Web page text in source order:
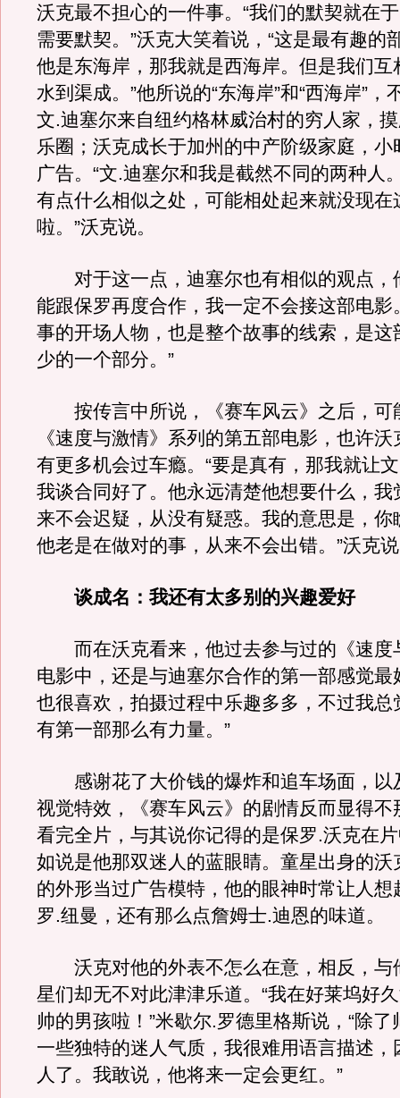
沃克最不担心的一件事。“我们的默契就在
需要默契。”沃克大笑着说，“这是最有趣的
他是东海岸，那我就是西海岸。但是我们互
水到渠成。”他所说的“东海岸”和“西海岸”，
文.迪塞尔来自纽约格林威治村的穷人家，
乐圈；沃克成长于加州的中产阶级家庭，小
广告。“文.迪塞尔和我是截然不同的两种人
有点什么相似之处，可能相处起来就没现在
啦。”沃克说。
对于这一点，迪塞尔也有相似的观点，
能跟保罗再度合作，我一定不会接这部电影
事的开场人物，也是整个故事的线索，是这
少的一个部分。”
按传言中所说，《赛车风云》之后，可
《速度与激情》系列的第五部电影，也许
有更多机会过车瘾。“要是真有，那我就让
我谈合同好了。他永远清楚他想要什么，我
来不会迟疑，从没有疑惑。我的意思是，你
他老是在做对的事，从来不会出错。”沃克
谈成名：我还有太多别的兴趣爱好
而在沃克看来，他过去参与过的《速度
电影中，还是与迪塞尔合作的第一部感觉最
也很喜欢，拍摄过程中乐趣多多，不过我总
有第一部那么有力量。”
感谢花了大价钱的爆炸和追车场面，以
视觉特效，《赛车风云》的剧情反而显得不
看完全片，与其说你记得的是保罗.沃克在
如说是他那双迷人的蓝眼睛。童星出身的沃
的外形当过广告模特，他的眼神时常让人想
罗.纽曼，还有那么点詹姆士.迪恩的味道。
沃克对他的外表不怎么在意，相反，与
星们却无不对此津津乐道。“我在好莱坞好
帅的男孩啦！”米歇尔.罗德里格斯说，“除
一些独特的迷人气质，我很难用语言描述，
人了。我敢说，他将来一定会更红。”